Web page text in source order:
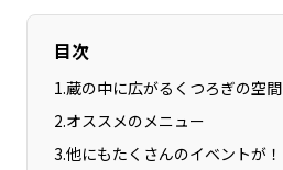
目次
1.蔵の中に広がるくつろぎの空間
2.オススメのメニュー
3.他にもたくさんのイベントが！